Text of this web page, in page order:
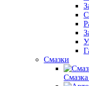
Смазки